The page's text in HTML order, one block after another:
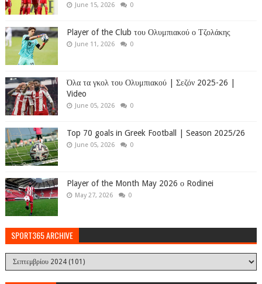
June 15, 2026 0
Player of the Club του Ολυμπιακού ο Τζολάκης
June 11, 2026 0
Όλα τα γκολ του Ολυμπιακού | Σεζόν 2025-26 |
Video
June 05, 2026 0
Top 70 goals in Greek Football | Season 2025/26
June 05, 2026 0
Player of the Month May 2026 ο Rodinei
May 27, 2026 0
SPORT365 ARCHIVE